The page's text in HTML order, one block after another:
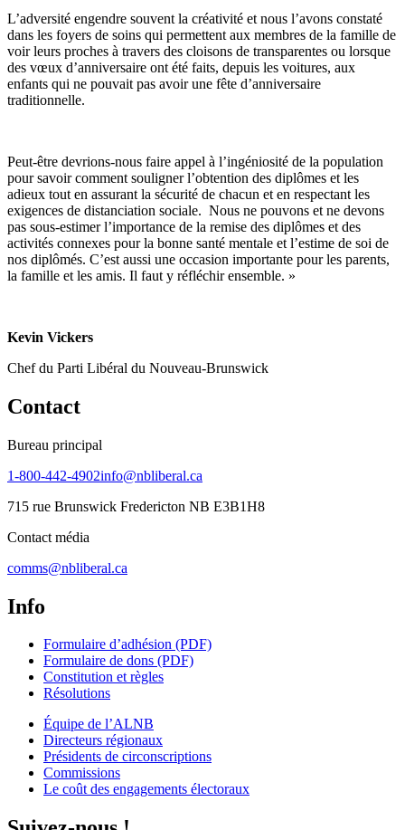
L’adversité engendre souvent la créativité et nous l’avons constaté
dans les foyers de soins qui permettent aux membres de la famille de
voir leurs proches à travers des cloisons de transparentes ou lorsque
des vœux d’anniversaire ont été faits, depuis les voitures, aux
enfants qui ne pouvait pas avoir une fête d’anniversaire
traditionnelle.
Peut-être devrions-nous faire appel à l’ingéniosité de la population
pour savoir comment souligner l’obtention des diplômes et les
adieux tout en assurant la sécurité de chacun et en respectant les
exigences de distanciation sociale. Nous ne pouvons et ne devons
pas sous-estimer l’importance de la remise des diplômes et des
activités connexes pour la bonne santé mentale et l’estime de soi de
nos diplômés. C’est aussi une occasion importante pour les parents,
la famille et les amis. Il faut y réfléchir ensemble. »
Kevin Vickers
Chef du Parti Libéral du Nouveau-Brunswick
Contact
Bureau principal
1-800-442-4902info@nbliberal.ca
715 rue Brunswick Fredericton NB E3B1H8
Contact média
comms@nbliberal.ca
Info
Formulaire d’adhésion (PDF)
Formulaire de dons (PDF)
Constitution et règles
Résolutions
Équipe de l’ALNB
Directeurs régionaux
Présidents de circonscriptions
Commissions
Le coût des engagements électoraux